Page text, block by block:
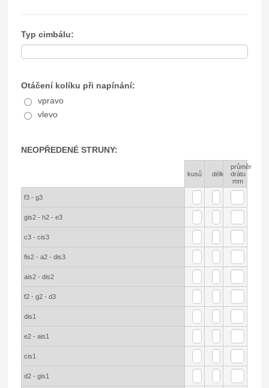
Typ cimbálu:
Otáčení kolíku při napínání:
vpravo
vlevo
NEOPŘEDENÉ STRUNY:
kusů délka
průměr
drátu
mm
f3 - g3
gis2 - h2 - e3
c3 - cis3
fis2 - a2 - dis3
ais2 - dis2
f2 - g2 - d3
dis1
e2 - ais1
cis1
d2 - gis1